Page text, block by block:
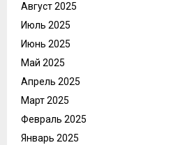
Август 2025
Июль 2025
Июнь 2025
Май 2025
Апрель 2025
Март 2025
Февраль 2025
Январь 2025